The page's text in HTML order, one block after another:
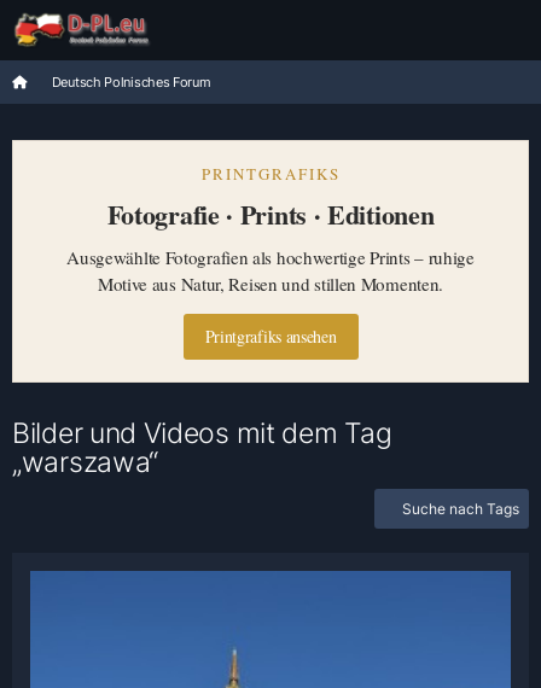
Deutsch Polnisches Forum
PRINTGRAFIKS
Fotografie · Prints · Editionen
Ausgewählte Fotografien als hochwertige Prints – ruhige
Motive aus Natur, Reisen und stillen Momenten.
Printgrafiks ansehen
Bilder und Videos mit dem Tag
„warszawa“
Suche nach Tags